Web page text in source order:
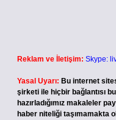
Reklam ve İletişim: Skype:
Yasal Uyarı: Bu internet
şirketi ile hiçbir bağlantısı
hazırladığımız makaleler
haber niteliği taşımamakta